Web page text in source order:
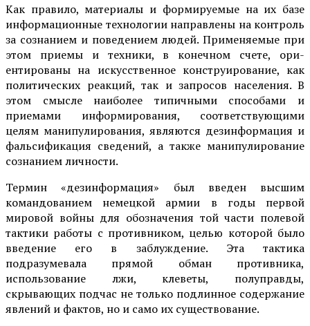
Как правило, материалы и формируемые на их базе
информационные технологии направлены на контроль
за со­знанием и поведением людей. При­меняемые при
этом приемы и техники, в конечном счете, ори­
ентированы на искусственное конструирование, как
политических ре­акций, так и запросов населения. В
этом смысле наиболее типичными способами и
приемами информирования, соответствующими
целям манипулирования, являются дезинформация и
фальсификация сведений, а также манипулирование
сознанием личности.
Термин «дезинформация» был введен высшим
командованием немецкой армии в годы первой
мировой войны для обозначения той части полевой
тактики работы с противником, целью которой было
введение его в заблуждение. Эта тактика
подразумевала прямой обман противника,
использование лжи, клеветы, полуправды,
скрывающих подчас не только подлинное содержание
явлений и фактов, но и само их существование.